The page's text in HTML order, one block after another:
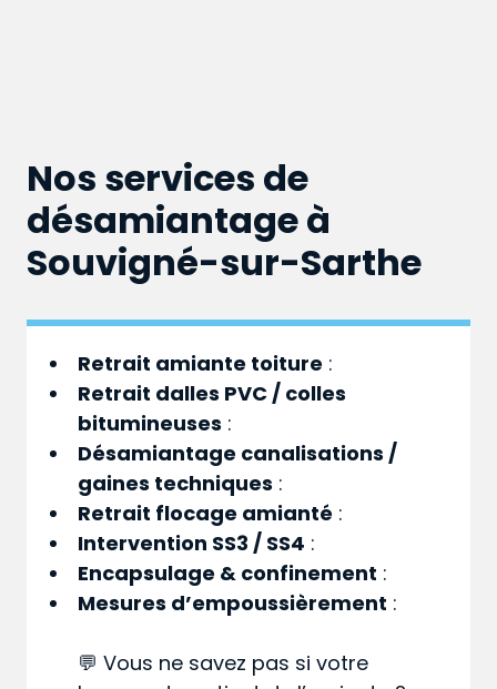
Nos services de
désamiantage à
Souvigné-sur-Sarthe
Retrait amiante toiture :
Retrait dalles PVC / colles
bitumineuses :
Désamiantage canalisations /
gaines techniques :
Retrait flocage amianté :
Intervention SS3 / SS4 :
Encapsulage & confinement :
Mesures d’empoussièrement :
💬 Vous ne savez pas si votre